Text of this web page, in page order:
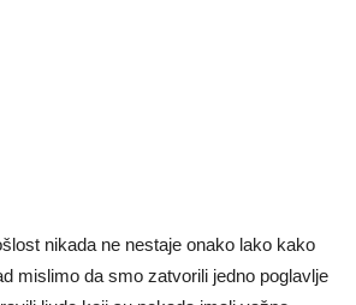
nikada ne nestaje onako lako kako
mislimo da smo zatvorili jedno poglavlje